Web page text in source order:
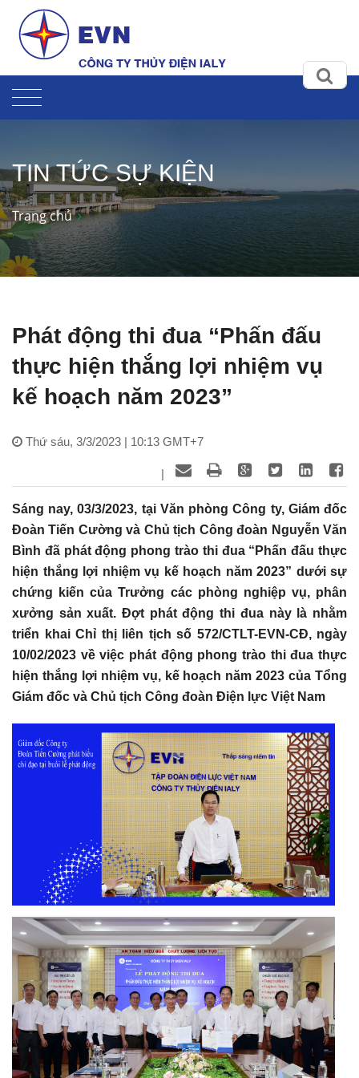
TIN TỨC SỰ KIỆN
Trang chủ
Phát động thi đua “Phấn đấu
thực hiện thắng lợi nhiệm vụ
kế hoạch năm 2023”
Thứ sáu, 3/3/2023 | 10:13 GMT+7
|
Sáng nay, 03/3/2023, tại Văn phòng Công ty, Giám đốc
Đoàn Tiến Cường và Chủ tịch Công đoàn Nguyễn Văn
Bình đã phát động phong trào thi đua “Phấn đấu thực
hiện thắng lợi nhiệm vụ kế hoạch năm 2023” dưới sự
chứng kiến của Trưởng các phòng nghiệp vụ, phân
xưởng sản xuất. Đợt phát động thi đua này là nhằm
triển khai Chỉ thị liên tịch số 572/CTLT-EVN-CĐ, ngày
10/02/2023 về việc phát động phong trào thi đua thực
hiện thắng lợi nhiệm vụ, kế hoạch năm 2023 của Tổng
Giám đốc và Chủ tịch Công đoàn Điện lực Việt Nam